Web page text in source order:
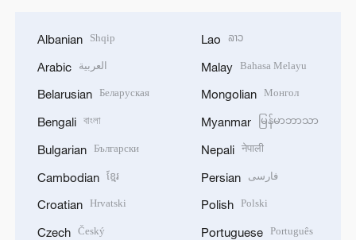
Albanian Shqip
Arabic العربية
Belarusian Беларуская
Bengali বাংলা
Bulgarian Български
Cambodian ខ្មែរ
Croatian Hrvatski
Czech Český
Lao ລາວ
Malay Bahasa Melayu
Mongolian Монгол
Myanmar မြန်မာဘာသာ
Nepali नेपाली
Persian فارسی
Polish Polski
Portuguese Português